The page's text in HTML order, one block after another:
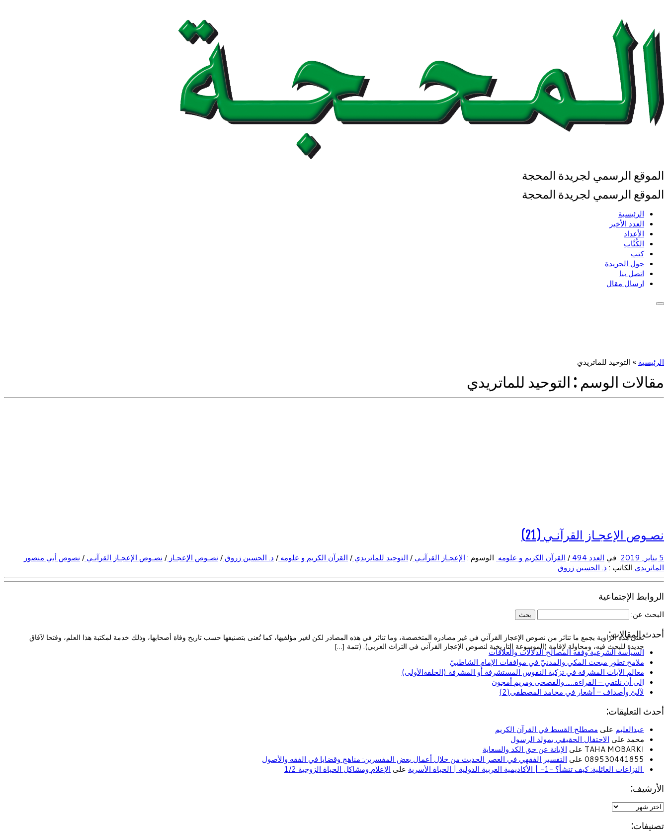
الموقع الرسمي لجريدة المحجة
الموقع الرسمي لجريدة المحجة
الرئيسية
العدد الأخير
الأعداد
الكُتَّاب
كتب
حول الجريدة
اتصل بنا
ارسال مقال
الرئيسية » التوحيد للماتريدي
مقالات الوسم : التوحيد للماتريدي
تُعنى هذه الزاوية بجمع ما تناثر من نصوص الإعجاز القرآني في غير مصادره المتخصصة، وما تناثر في هذه المصادر لكن لغير مؤلفيها، كما تُعنى بتصنيفها حسب تاريخ وفاة أصحابها، وذلك خدمة لمكتبة هذا العلم، وفتحا لآفاق
جديدة للبحث فيه، ومحاولة لإقامة (الموسوعة التاريخية لنصوص الإعجاز القرآني في التراث العربي). (تتمة […]
نصـوص الإعجـاز القرآنـي (21)
5 يناير, 2019 في العدد 494 / القرآن الكريم و علومه الوسوم : الإعجـاز القرآنـي / التوحيد للماتريدي / القرآن الكريم و علومه / د. الحسين زروق/ نصـوص الإعجـاز / نصـوص الإعجـاز القرآنـي / نصوص أبي منصور
الماتريدي الكاتب : ذ. الحسين زروق
الروابط الإجتماعية
البحث عن:
أحدث المقالات:
السياسة الشرعية وفقه المصالح الدلالات والعلاقات
ملامح تطور مبحث المكي والمدنيّ في موافقات الإمام الشاطبيّ
معالم الآيات المشرقة في تزكية النفوس المستشرفة أو المشرفة (الحلقةالأولى)
إلى أن نلتقي – القراءة….. والفصحى ومريم أمجون
لآلئ وأصداف – أشعار في محامد المصطفى(2)
أحدث التعليقات:
عبدالعليم على مصطلح القسط في القرآن الكريم
محمد على الاحتفال الحقيقي بمولد الرسول
TAHA MOBARKI على
الإبانة عن حق الكد والسعاية
089530441855 على
التفسير الفقهي في العصر الحديث من خلال أعمال بعض المفسرين: مناهج وقضايا في الفقه والأصول
النزاعات العائلية: كيف تنشأ؟ -1- | الأكاديمية العربية الدولية | الحياة الأسرية
على الإعلام ومشاكل الحياة الزوجية 1/2
الأرشيف:
تصنيفات: